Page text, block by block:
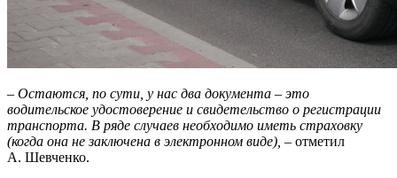
– Остаются, по сути, у нас два документа – это
водительское удостоверение и свидетельство о регистрации
транспорта. В ряде случаев необходимо иметь страховку
(когда она не заключена в электронном виде), – отметил
А. Шевченко.